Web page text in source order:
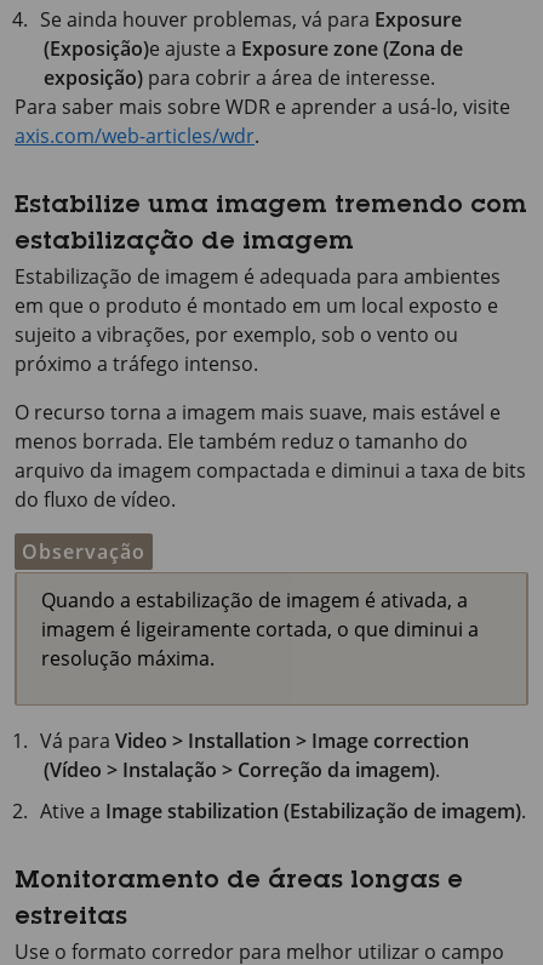
Se ainda houver problemas, vá para Exposure
(Exposição)e ajuste a Exposure zone (Zona de
exposição) para cobrir a área de interesse.
Para saber mais sobre WDR e aprender a usá-lo, visite
axis.com/web-articles/wdr.
Estabilize uma imagem tremendo com
estabilização de imagem
Estabilização de imagem é adequada para ambientes
em que o produto é montado em um local exposto e
sujeito a vibrações, por exemplo, sob o vento ou
próximo a tráfego intenso.
O recurso torna a imagem mais suave, mais estável e
menos borrada. Ele também reduz o tamanho do
arquivo da imagem compactada e diminui a taxa de bits
do fluxo de vídeo.
Observação
Quando a estabilização de imagem é ativada, a
imagem é ligeiramente cortada, o que diminui a
resolução máxima.
Vá paraVideo > Installation > Image correction
(Vídeo > Instalação > Correção da imagem).
Ative a Image stabilization (Estabilização de imagem).
Monitoramento de áreas longas e
estreitas
Use o formato corredor para melhor utilizar o campo